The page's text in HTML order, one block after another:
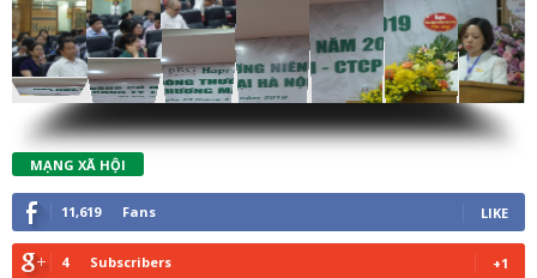
MẠNG XÃ HỘI
11,619 Fans LIKE
4 Subscribers +1